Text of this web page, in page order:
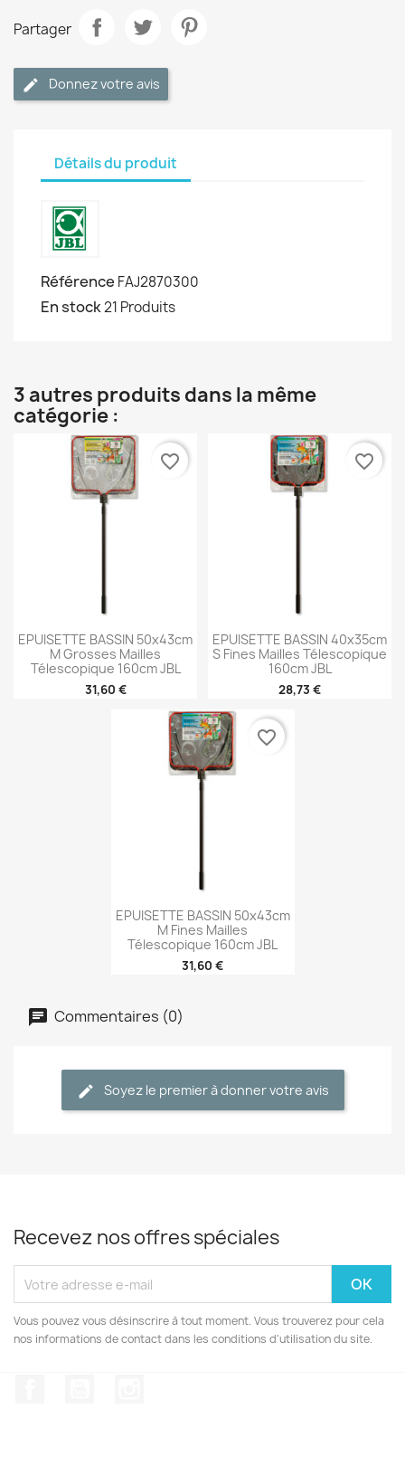
Partager
Donnez votre avis
Détails du produit
Référence FAJ2870300
En stock21 Produits
3 autres produits dans la même
catégorie :
EPUISETTE BASSIN 50x43cm
M Grosses Mailles
Télescopique 160cm JBL
31,60 €
favorite_border
EPUISETTE BASSIN 40x35cm
S Fines Mailles Télescopique
160cm JBL
28,73 €
favorite_border
EPUISETTE BASSIN 50x43cm
M Fines Mailles
Télescopique 160cm JBL
31,60 €
favorite_border
Commentaires (0)
Soyez le premier à donner votre avis
Recevez nos offres spéciales
Vous pouvez vous désinscrire à tout moment. Vous trouverez pour cela
nos informations de contact dans les conditions d'utilisation du site.